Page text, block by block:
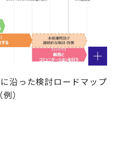
沿った検討ロードマップ
（例）